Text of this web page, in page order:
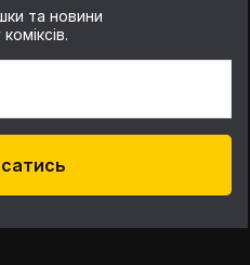
нічого складного. Просто
щоб потім не шкодувати
має бути зручно. Ви
в Україні різної
чи дитині? Якщо говорити
пункт. Добре
та новини
коміксів.